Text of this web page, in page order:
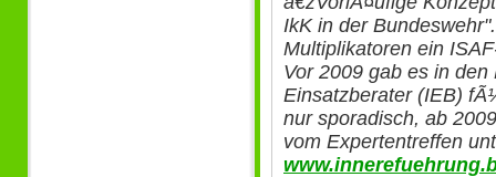
IkK in der
Multiplikatoren ein
Vor 2009 gab es in
Einsatzberater (IEB)
nur sporadisch, ab
vom Expertentreffen